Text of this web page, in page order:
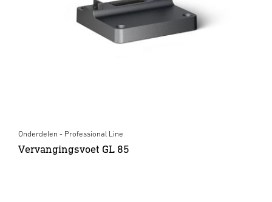
Onderdelen - Professional Line
Vervangingsvoet GL 85